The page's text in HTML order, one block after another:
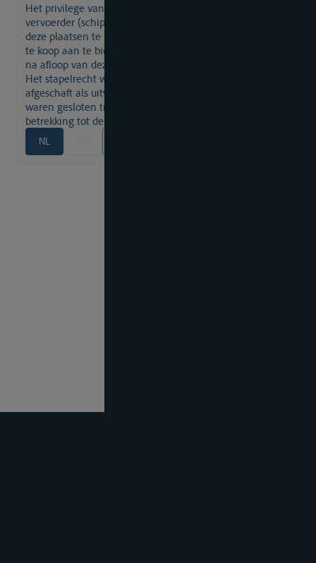
het privilege van een aantal havensteden, die de
vervoerder (schipper, handelaar) verplichtte zijn lading in
deze plaatsen te lossen en gedurende een bepaalde tijd
te koop aan te bieden. De niet verkochte waren mochten
na afloop van deze tijd verder worden getransporteerd.
Het stapelrecht werd in de loop van de 19de eeuw
afgeschaft als uitvloeisel van de overeenkomsten die
waren gesloten tijdens het Weens Congres met
betrekking tot de vrije scheepvaart.
NL